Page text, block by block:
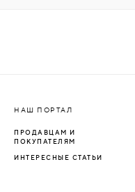
НАШ ПОРТАЛ
ПРОДАВЦАМ И
ПОКУПАТЕЛЯМ
ИНТЕРЕСНЫЕ СТАТЬИ